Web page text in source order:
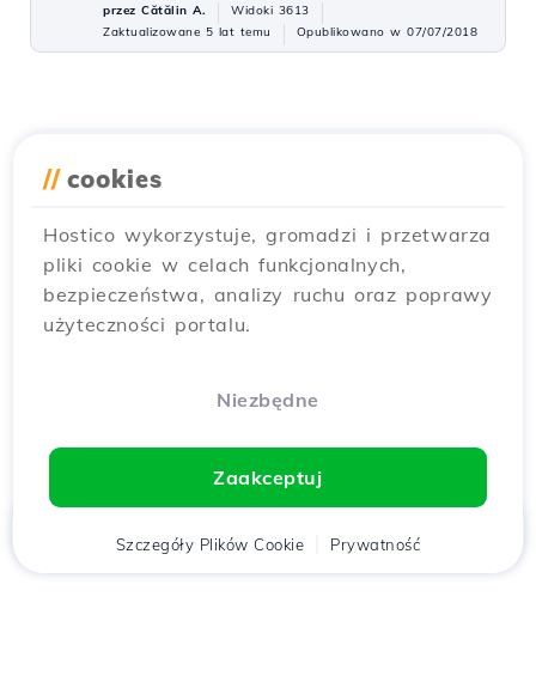
przez Cătălin A.
Widoki 3613
Zaktualizowane 5 lat temu
Opublikowano w 07/07/2018
// cookies
Hostico wykorzystuje, gromadzi i przetwarza
pliki cookie w celach funkcjonalnych,
bezpieczeństwa, analizy ruchu oraz poprawy
użyteczności portalu.
Niezbędne
Zaakceptuj
Szczegóły Plików Cookie Prywatność
Klient Koszyk Chat